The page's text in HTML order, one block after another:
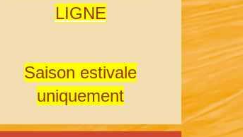
LIGNE
Saison estivale
uniquement